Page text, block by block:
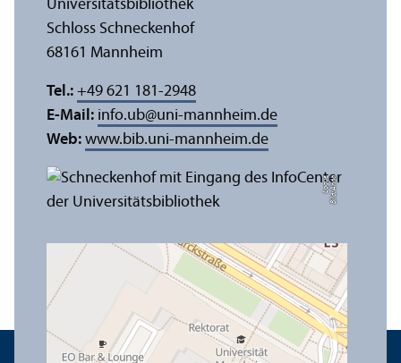
Bil
d:
A
n
n
a
L
o
g
u
e
Universitäts­bibliothek
Schloss Schneckenhof
68161 Mannheim
Tel.: +49 621 181-2948
E-Mail: info.ub@uni-mannheim.de
Web: www.bib.uni-mannheim.de